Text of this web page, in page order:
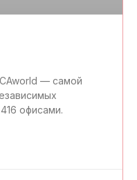
— самой
офисами.